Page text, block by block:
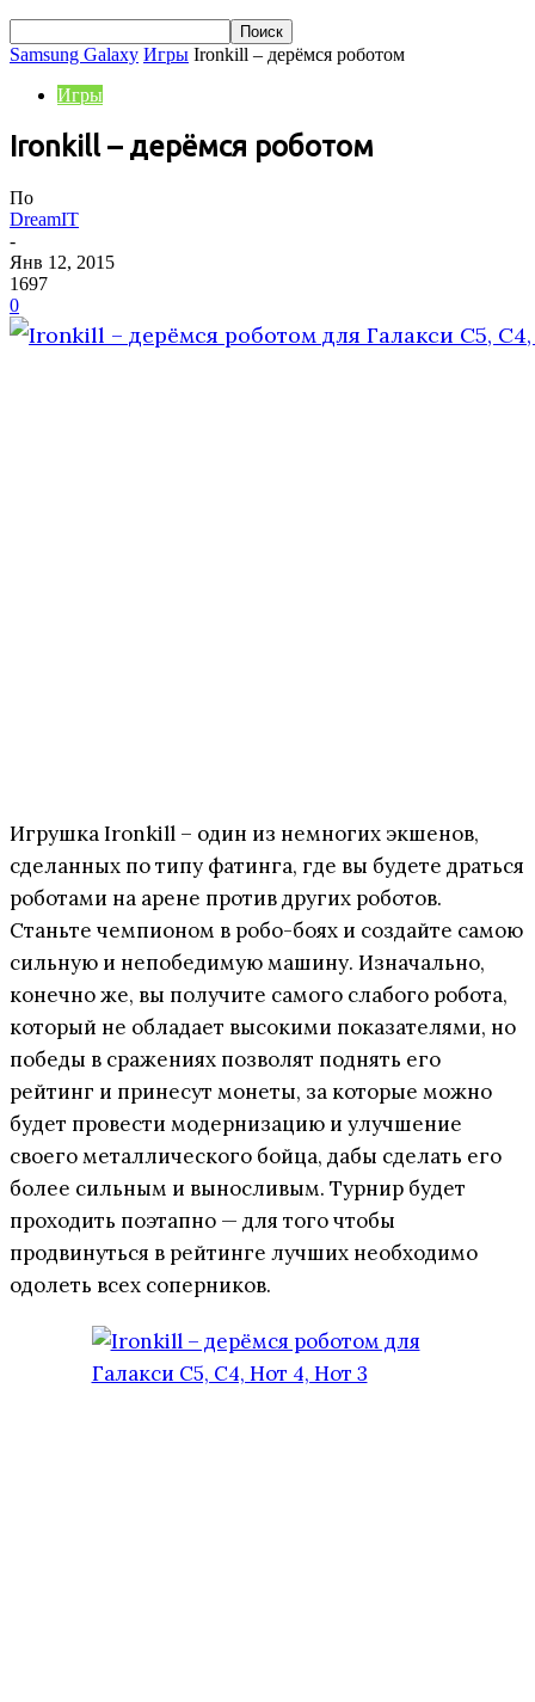
Samsung Galaxy Игры Ironkill – дерёмся роботом
Игры
Ironkill – дерёмся роботом
По
DreamIT
-
Янв 12, 2015
1697
0
Игрушка Ironkill – один из немногих экшенов,
сделанных по типу фатинга, где вы будете драться
роботами на арене против других роботов.
Станьте чемпионом в робо-боях и создайте самою
сильную и непобедимую машину. Изначально,
конечно же, вы получите самого слабого робота,
который не обладает высокими показателями, но
победы в сражениях позволят поднять его
рейтинг и принесут монеты, за которые можно
будет провести модернизацию и улучшение
своего металлического бойца, дабы сделать его
более сильным и выносливым. Турнир будет
проходить поэтапно — для того чтобы
продвинуться в рейтинге лучших необходимо
одолеть всех соперников.